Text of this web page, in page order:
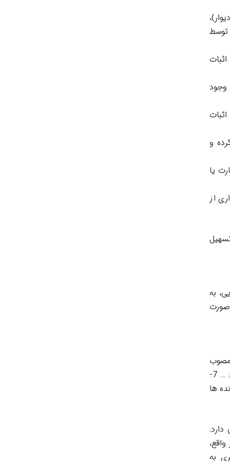
توسط
وجود
و
یا
از
به
مصوب
1402/06/22»، بند 7 ماده 12 این قانون به صراحت بیان می دارد که صلاحیت های دادگاه صلح به شرح زیر است: … 7-
ها
می دارد:
به